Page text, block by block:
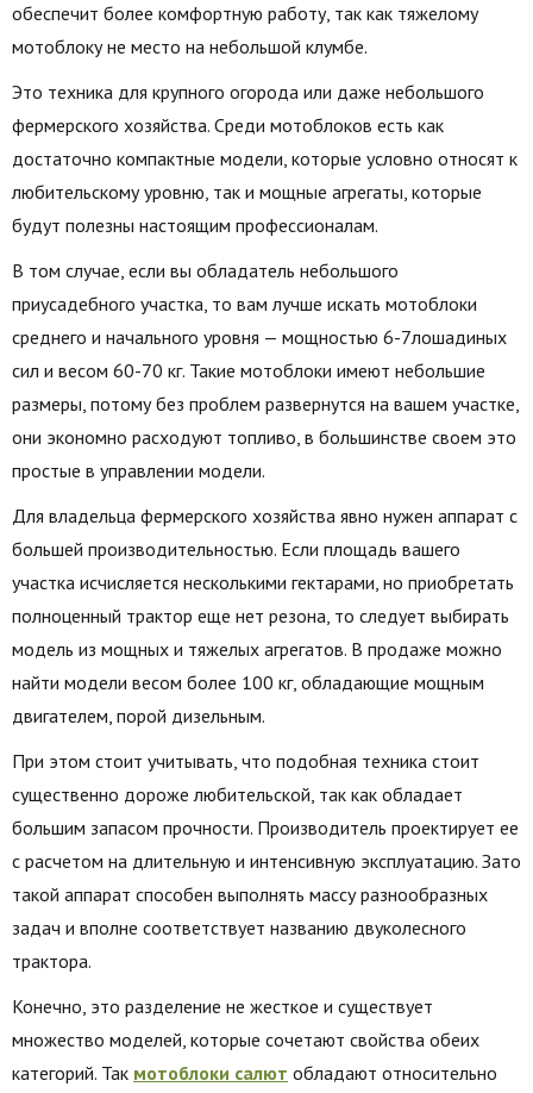
обеспечит более комфортную работу, так как тяжелому
мотоблоку не место на небольшой клумбе.
Это техника для крупного огорода или даже небольшого
фермерского хозяйства. Среди мотоблоков есть как
достаточно компактные модели, которые условно относят к
любительскому уровню, так и мощные агрегаты, которые
будут полезны настоящим профессионалам.
В том случае, если вы обладатель небольшого
приусадебного участка, то вам лучше искать мотоблоки
среднего и начального уровня — мощностью 6-7лошадиных
сил и весом 60-70 кг. Такие мотоблоки имеют небольшие
размеры, потому без проблем развернутся на вашем участке,
они экономно расходуют топливо, в большинстве своем это
простые в управлении модели.
Для владельца фермерского хозяйства явно нужен аппарат с
большей производительностью. Если площадь вашего
участка исчисляется несколькими гектарами, но приобретать
полноценный трактор еще нет резона, то следует выбирать
модель из мощных и тяжелых агрегатов. В продаже можно
найти модели весом более 100 кг, обладающие мощным
двигателем, порой дизельным.
При этом стоит учитывать, что подобная техника стоит
существенно дороже любительской, так как обладает
большим запасом прочности. Производитель проектирует ее
с расчетом на длительную и интенсивную эксплуатацию. Зато
такой аппарат способен выполнять массу разнообразных
задач и вполне соответствует названию двуколесного
трактора.
Конечно, это разделение не жесткое и существует
множество моделей, которые сочетают свойства обеих
категорий. Так мотоблоки салют обладают относительно